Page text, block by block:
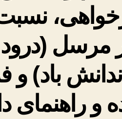
نسبت
مرسل (درود
باد) و
و راهنمای